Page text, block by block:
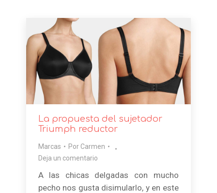
La propuesta del sujetador
Triumph reductor
Marcas Por Carmen
Deja un comentario
A las chicas delgadas con mucho
pecho nos gusta disimularlo, y en este